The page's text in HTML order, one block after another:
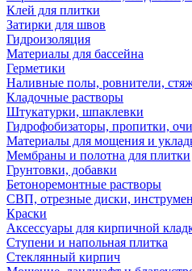
Клей для плитки
Затирки для швов
Гидроизоляция
Материалы для бассейна
Герметики
Наливные полы, ровнители,
Кладочные растворы
Штукатурки, шпаклевки
Гидрофобизаторы, пропитки,
Материалы для мощения и
Мембраны и полотна для плитки
Грунтовки, добавки
Бетоноремонтные растворы
СВП, отрезные диски,
Краски
Аксессуары для кирпичной
Ступени и напольная плитка
Cтеклянный кирпич